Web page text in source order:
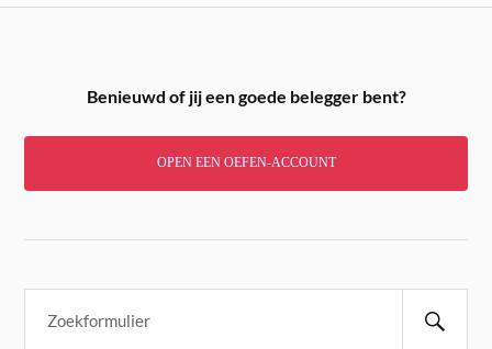
Benieuwd of jij een goede belegger bent?
OPEN EEN OEFEN-ACCOUNT